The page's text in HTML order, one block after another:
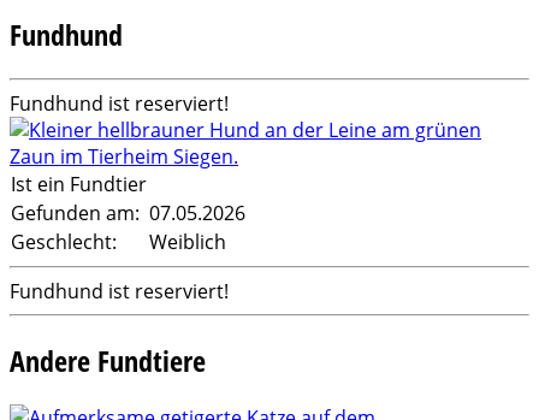
Fundhund
Fundhund ist reserviert!
Ist ein Fundtier
Gefunden am: 07.05.2026
Geschlecht:
Weiblich
Fundhund ist reserviert!
Andere Fundtiere